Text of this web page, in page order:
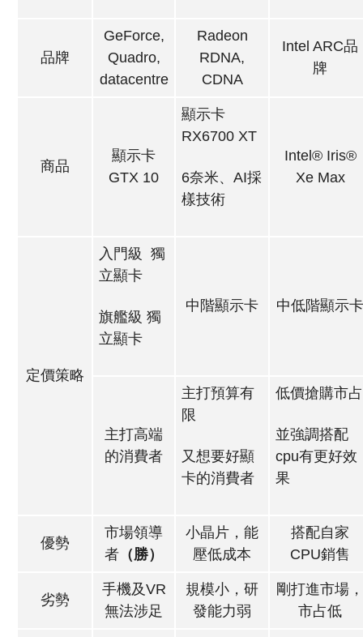
品牌
GeForce,
Quadro,
datacentre
Radeon
RDNA,
CDNA
Intel ARC品
牌
商品
顯示卡
GTX 10
顯示卡
RX6700 XT
6奈米、AI採
樣技術
Intel® Iris®
Xe Max
定價策略
入門級 獨
立顯卡
旗艦級 獨
立顯卡
中階顯示卡 中低階顯示卡
主打高端
的消費者
主打預算有
限
又想要好顯
卡的消費者
低價搶購市占
並強調搭配
cpu有更好效
果
優勢
市場領導
者 （勝）
小晶片，能
壓低成本
搭配自家
CPU銷售
劣勢
手機及VR
無法涉足
規模小，研
發能力弱
剛打進市場，
市占低